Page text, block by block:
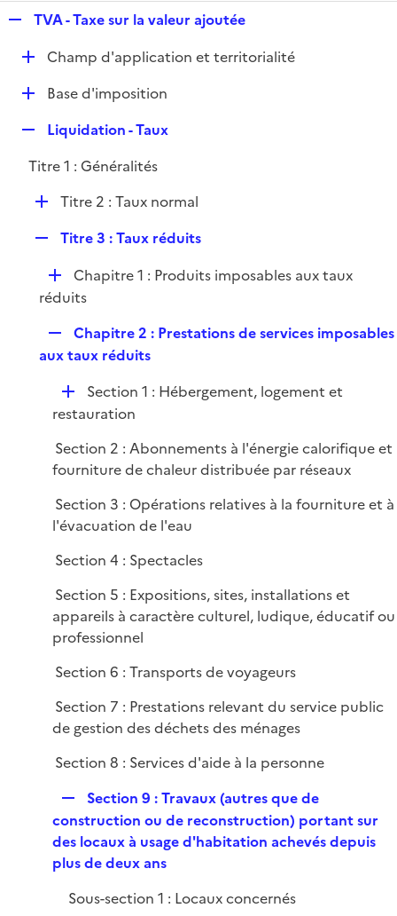
p
l
i
e
TVA - Taxe sur la valeur ajoutée
D
e
Champ d'application et territorialité
D
l
i
e
Base d'imposition
p
l
i
e
Liquidation - Taux
Titre 1 : Généralités
D
l
i
e
r
Titre 2 : Taux normal
p
l
r
Titre 3 : Taux réduits
D
é
i
e
r
Chapitre 1 : Produits imposables aux taux
réduits
e
l
i
r
Chapitre 2 : Prestations de services imposables
aux taux réduits
D
é
l
i
e
r
Section 1 : Hébergement, logement et
restauration
Section 2 : Abonnements à l'énergie calorifique et
fourniture de chaleur distribuée par réseaux
Section 3 : Opérations relatives à la fourniture et à
l'évacuation de l'eau
Section 4 : Spectacles
Section 5 : Expositions, sites, installations et
appareils à caractère culturel, ludique, éducatif ou
professionnel
Section 6 : Transports de voyageurs
Section 7 : Prestations relevant du service public
de gestion des déchets des ménages
Section 8 : Services d'aide à la personne
e
p
l
e
Section 9 : Travaux (autres que de
construction ou de reconstruction) portant sur
des locaux à usage d'habitation achevés depuis
plus de deux ans
Sous-section 1 : Locaux concernés